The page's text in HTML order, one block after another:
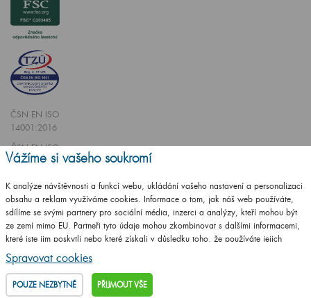
ČSN EN ISO
14001:2016
ČSN EN ISO
9001:2016
Vytvořilo studioCZECHGROUP.cz
© 2009 - 2025 Koupelnový nábytek Dřevojas v. d.,
Vážíme si vašeho soukromí
K analýze návštěvnosti a funkcí webu, ukládání vašeho nastavení a personalizaci
obsahu a reklam využíváme cookies. Informace o tom, jak náš web používáte,
sdílíme se svými partnery pro sociální média, inzerci a analýzy, kteří mohou být
ze zemí mimo EU. Partneři tyto údaje mohou zkombinovat s dalšími informacemi,
které jste jim poskytli nebo které získali v důsledku toho, že používáte jejich
služby.
Podrobné informace
Spravovat cookies
POUZE NEZBYTNÉ PŘIJMOUT VŠE